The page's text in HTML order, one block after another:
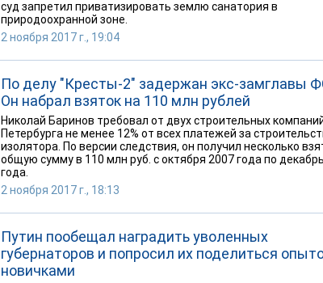
суд запретил приватизировать землю санатория в
природоохранной зоне.
2 ноября 2017 г., 19:04
По делу "Кресты-2" задержан экс-замглавы
Он набрал взяток на 110 млн рублей
Николай Баринов требовал от двух строительных
Петербурга не менее 12% от всех платежей за
изолятора. По версии следствия, он получил несколько
общую сумму в 110 млн руб. с октября 2007 года по
года.
2 ноября 2017 г., 18:13
Путин пообещал наградить уволенных
губернаторов и попросил их поделиться
новичками